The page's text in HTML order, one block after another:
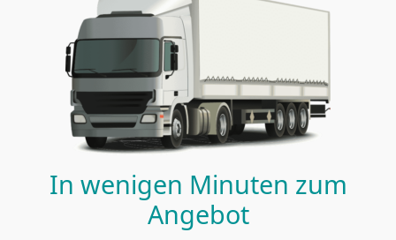
In wenigen Minuten zum
Angebot